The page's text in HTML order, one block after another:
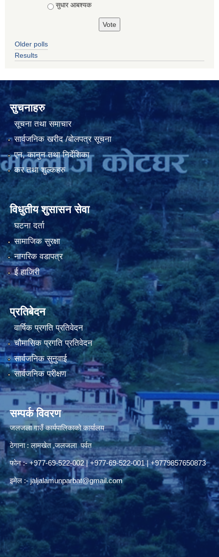
सुधार आबश्यक
Older polls
Results
सुचनाहरु
सूचना तथा समाचार
सार्वजनिक खरीद /बोलपत्र सूचना
एन, कानुन तथा निर्देशिका
कर तथा शुल्कहरु
विधुतीय शुसासन सेवा
घटना दर्ता
सामाजिक सुरक्षा
नागरिक वडापत्र
ई हाजिरी
प्रतिबेदन
वार्षिक प्रगति प्रतिवेदन
चौमासिक प्रगति प्रतिवेदन
सार्वजनिक सुनुवाई
सार्वजनिक परीक्षण
सम्पर्क विवरण
जलजला गाउँ कार्यपालिकाको कार्यालय
ठेगाना : लामखेत ,जलजला पर्वत
फोन :- +977-69-522-002 | +977-69-522-001 | +9779857650873
इमेल :-jaljalamunparbat@gmail.com